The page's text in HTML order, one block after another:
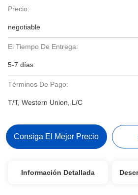
Precio:
negotiable
El Tiempo De Entrega:
5-7 días
Términos De Pago:
T/T, Western Union, L/C
Consiga El Mejor Precio
Información Detallada